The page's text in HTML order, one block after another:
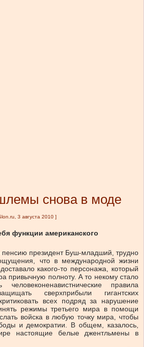
снова в моде
3 августа 2010 ]
функции американского
пенсию президент Буш-младший, трудно
что в международной жизни
какого-то персонажа, который
привычную полноту. А то некому стало
правила
сверхприбыли гигантских
всех подряд за нарушение
режимы третьего мира в помощи
войска в любую точку мира, чтобы
и демократии. В общем, казалось,
настоящие белые джентльмены в